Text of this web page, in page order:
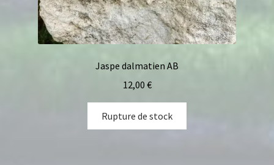
Jaspe dalmatien AB
12,00 €
Rupture de stock